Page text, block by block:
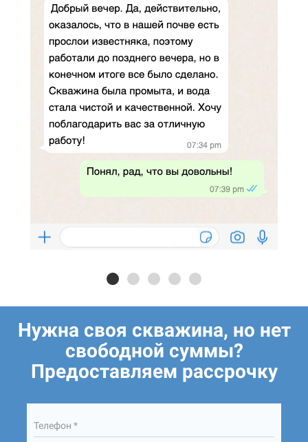
Нужна своя скважина, но нет
свободной суммы?
Предоставляем рассрочку
Телефон *